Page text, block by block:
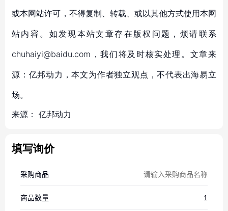
或本网站许可，不得复制、转载、或以其他方式使用本网
站内容。如发现本站文章存在版权问题，烦请联系
chuhaiyi@baidu.com，我们将及时核实处理。文章来
源：亿邦动力，本文为作者独立观点，不代表出海易立
场。
来源： 亿邦动力
填写询价